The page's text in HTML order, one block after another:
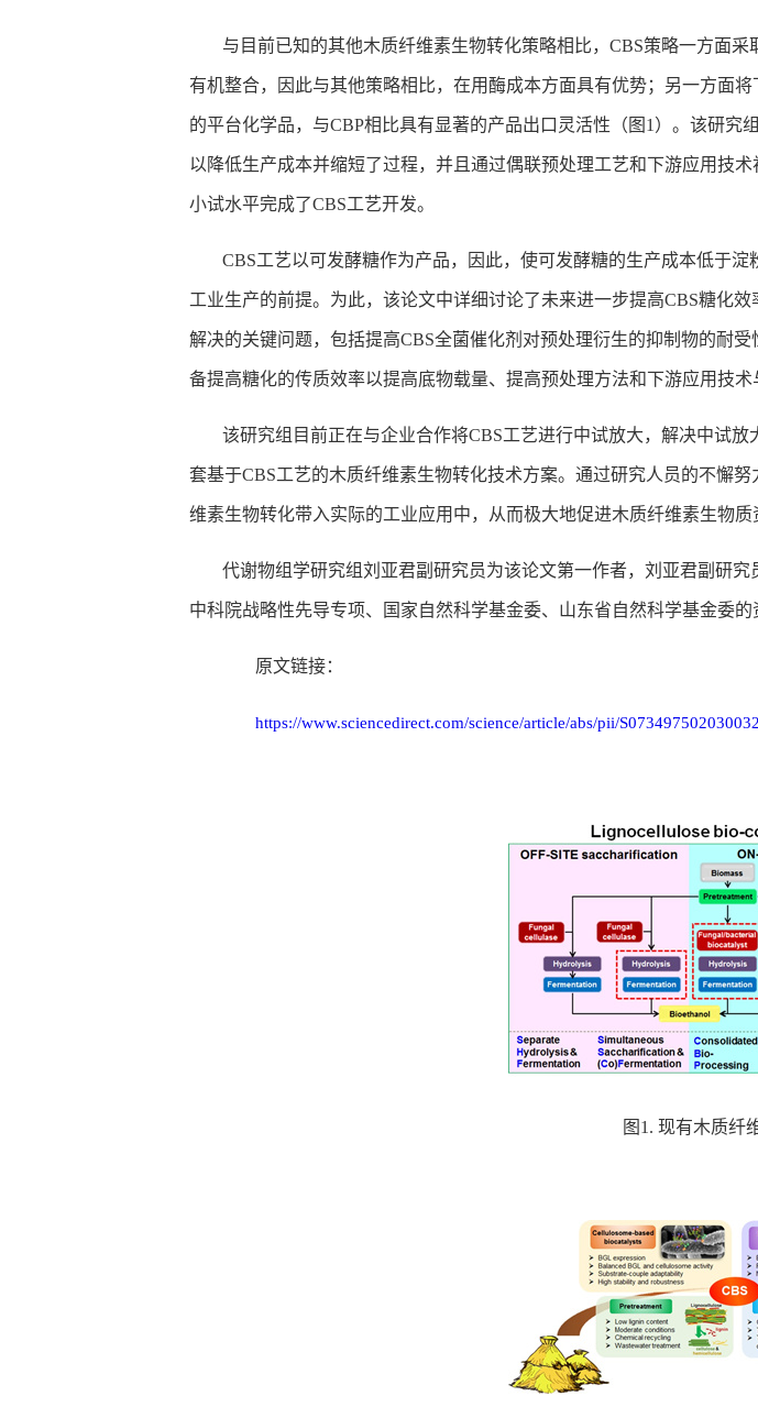
与目前已知的其他木质纤维素生物转化策略相比， CBS策略一方面采
有机整合，因此与其他策略相比，在用酶成本方面具有优势；另一方面
的平台化学品，与CBP相比具有显著的产品出口灵活性（图 1 ）。该研究
以降低生产成本并缩短了过程，并且通过偶联预处理工艺和下游应用技
小试水平完成了CBS工艺开发。
CBS工艺以可发酵糖作为产品，因此，使可发酵糖的生产成本低于淀
工业生产的前提。为此，该论文中详细讨论了未来进一步提高CBS糖化效
解决的关键问题，包括提高CBS全菌催化剂对预处理衍生的抑制物的耐
备提高糖化的传质效率以提高底物载量、提高预处理方法和下游应用技术
该研究组目前正在与企业合作将CBS工艺进行中试放大，解决中试
套基于CBS工艺的木质纤维素生物转化技术方案。通过研究人员的不懈努
维素生物转化带入实际的工业应用中，从而极大地促进木质纤维素生物质
代谢物组学研究组刘亚君副研究员为该论文第一作者，刘亚君副研
中科院战略性先导专项、国家自然科学基金委、山东省自然科学基金委的
原文链接：
https://www.sciencedirect.com/science/article/abs/pii/
图 1. 现有木质纤